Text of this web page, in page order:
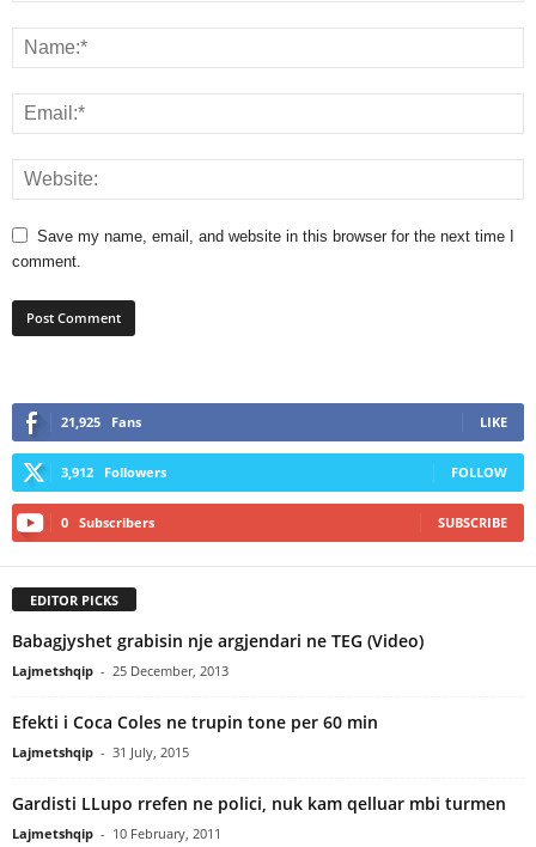
Save my name, email, and website in this browser for the next time I
comment.
21,925 Fans LIKE
3,912 Followers FOLLOW
0 Subscribers SUBSCRIBE
EDITOR PICKS
Babagjyshet grabisin nje argjendari ne TEG (Video)
Lajmetshqip - 25 December, 2013
Efekti i Coca Coles ne trupin tone per 60 min
Lajmetshqip - 31 July, 2015
Gardisti LLupo rrefen ne polici, nuk kam qelluar mbi turmen
Lajmetshqip - 10 February, 2011